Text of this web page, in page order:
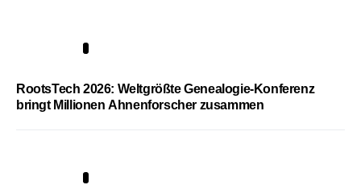
RootsTech 2026: Weltgrößte Genealogie-Konferenz
bringt Millionen Ahnenforscher zusammen